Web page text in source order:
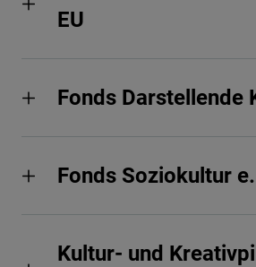
EU
Fonds Darstellende
Fonds Soziokultur
Kultur- und